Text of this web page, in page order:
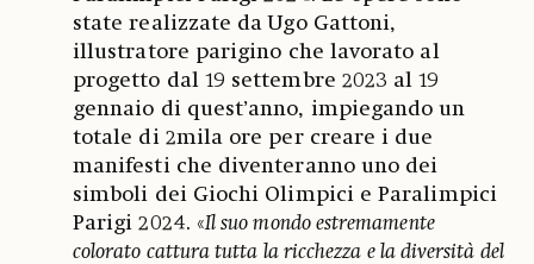
state realizzate da Ugo Gattoni,
illustratore parigino che lavorato al
progetto dal 19 settembre 2023 al 19
gennaio di quest’anno, impiegando un
totale di 2mila ore per creare i due
manifesti che diventeranno uno dei
simboli dei Giochi Olimpici e Paralimpici
Parigi 2024. «Il suo mondo estremamente
colorato cattura tutta la ricchezza e la diversità del